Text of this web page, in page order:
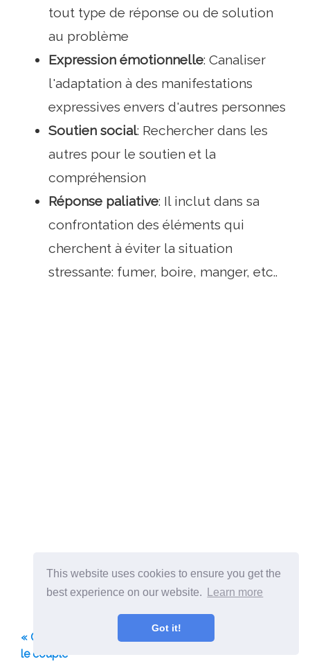
This website uses cookies to ensure you get the
best experience on our website.
Learn more
Got it!
tout type de réponse ou de solution
au problème
Expression émotionnelle: Canaliser
l'adaptation à des manifestations
expressives envers d'autres personnes
Soutien social: Rechercher dans les
autres pour le soutien et la
compréhension
Réponse paliative: Il inclut dans sa
confrontation des éléments qui
cherchent à éviter la situation
stressante: fumer, boire, manger, etc..
« Conséquences de la violence psychologique dans
le couple